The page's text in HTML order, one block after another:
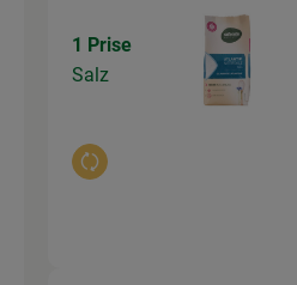
1 Prise
Salz
Auswahl ändern